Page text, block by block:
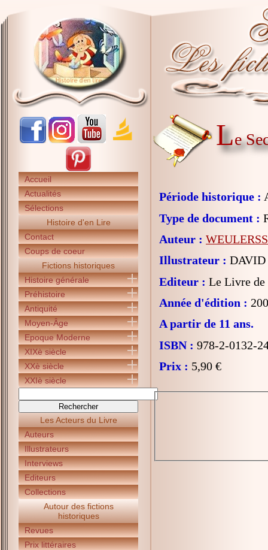
Accueil
Actualités
Sélections
Histoire d'en Lire
Contact
Coups de coeur
Fictions historiques
Histoire générale
Préhistoire
Antiquité
Moyen-Âge
Epoque Moderne
XIXè siècle
XXè siècle
XXIè siècle
Les Acteurs du Livre
Auteurs
Illustrateurs
Interviews
Editeurs
Collections
Autour des fictions
historiques
Revues
Prix littéraires
Le
Période historique :
Type de document :
Auteur :
Illustrateur : DAVID
Editeur : Le Livre de
Année d'édition :
A partir de 11 ans.
ISBN : 978-2-0132-
Prix : 5,90 €